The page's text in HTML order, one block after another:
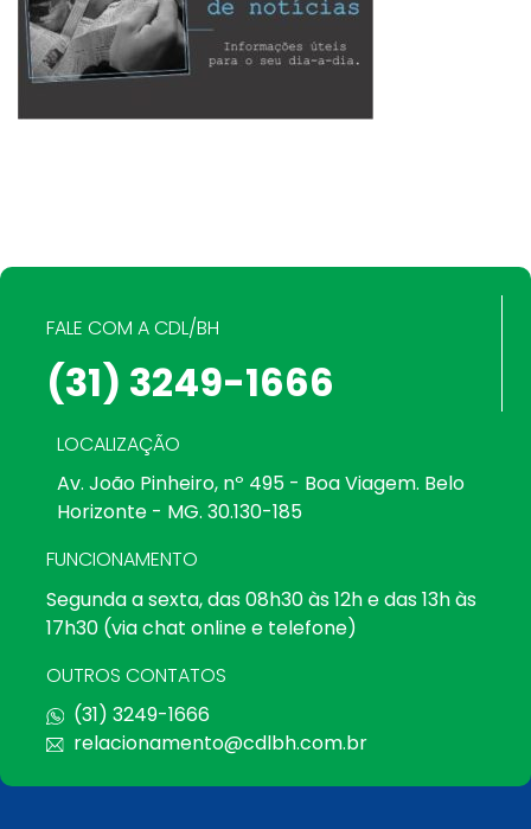
FALE COM A CDL/BH
(31) 3249-1666
LOCALIZAÇÃO
Av. João Pinheiro, nº 495 - Boa Viagem. Belo
Horizonte - MG. 30.130-185
FUNCIONAMENTO
Segunda a sexta, das 08h30 às 12h e das 13h às
17h30 (via chat online e telefone)
OUTROS CONTATOS
(31) 3249-1666
relacionamento@cdlbh.com.br